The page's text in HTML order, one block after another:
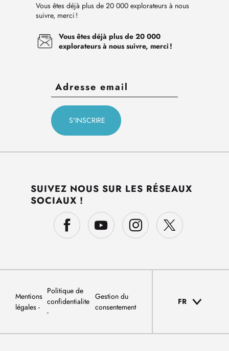
Vous êtes déjà plus de 20 000 explorateurs à nous
suivre, merci !
Vous êtes déjà plus de 20 000
explorateurs à nous suivre, merci !
SUIVEZ NOUS SUR LES RÉSEAUX
SOCIAUX !
Mentions
légales
Politique de
confidentialite
Gestion du
consentement
FR